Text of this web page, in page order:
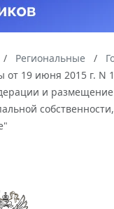
Региональные
19 июня 2015 г.
и